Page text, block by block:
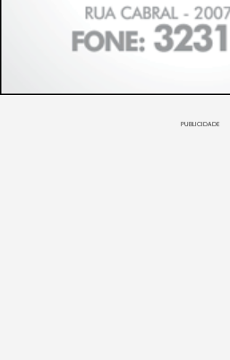
PUBLICIDADE